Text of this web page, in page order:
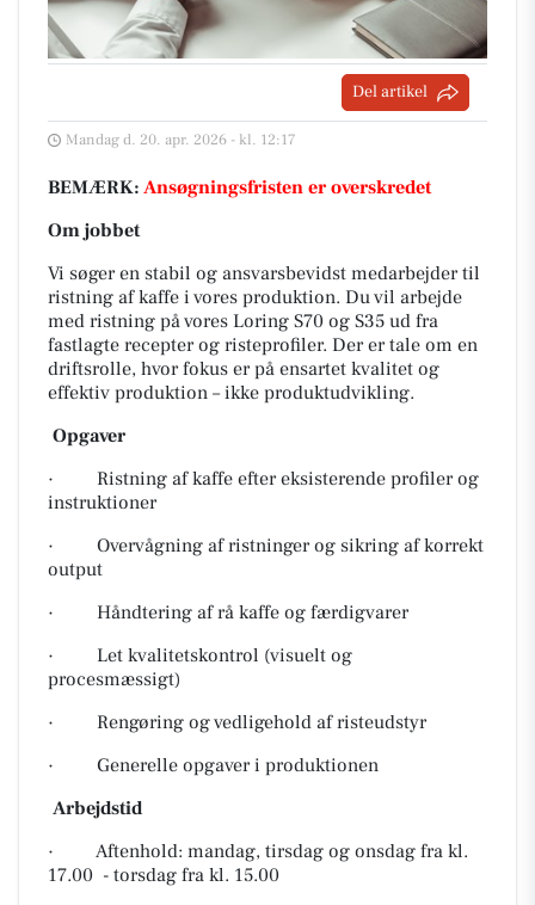
Del artikel
Mandag d. 20. apr. 2026 - kl. 12:17
BEMÆRK: Ansøgningsfristen er overskredet
Om jobbet
Vi søger en stabil og ansvarsbevidst medarbejder til
ristning af kaffe i vores produktion. Du vil arbejde
med ristning på vores Loring S70 og S35 ud fra
fastlagte recepter og risteprofiler. Der er tale om en
driftsrolle, hvor fokus er på ensartet kvalitet og
effektiv produktion – ikke produktudvikling.
Opgaver
· Ristning af kaffe efter eksisterende profiler og
instruktioner
· Overvågning af ristninger og sikring af korrekt
output
· Håndtering af rå kaffe og færdigvarer
· Let kvalitetskontrol (visuelt og
procesmæssigt)
· Rengøring og vedligehold af risteudstyr
· Generelle opgaver i produktionen
Arbejdstid
· Aftenhold: mandag, tirsdag og onsdag fra kl.
17.00 - torsdag fra kl. 15.00